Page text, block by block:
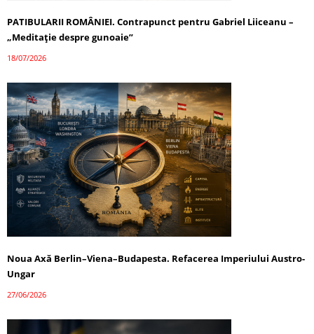
PATIBULARII ROMÂNIEI. Contrapunct pentru Gabriel Liiceanu –
„Meditație despre gunoaie”
18/07/2026
Noua Axă Berlin–Viena–Budapesta. Refacerea Imperiului Austro-
Ungar
27/06/2026